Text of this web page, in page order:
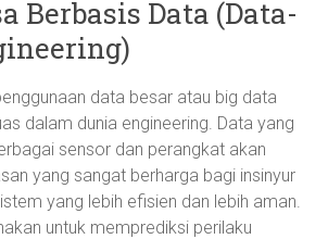
Berbasis Data (Data-
data besar atau big data
dalam dunia engineering. Data yang
sensor dan perangkat akan
yang sangat berharga bagi insinyur
yang lebih efisien dan lebih aman.
untuk memprediksi perilaku